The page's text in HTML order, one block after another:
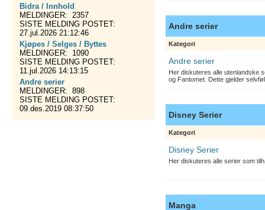
Bidra / Innhold
MELDINGER: 2357
SISTE MELDING POSTET:
27.jul.2026 21:12:46
Kjøpes / Selges / Byttes
MELDINGER: 1090
SISTE MELDING POSTET:
11.jul.2026 14:13:15
Andre serier
MELDINGER: 898
SISTE MELDING POSTET:
09.des.2019 08:37:50
Andre serier
Kategori
Andre serier
Her diskuteres alle utenlandske
og Fantomet. Dette gjelder
Disney Serier
Kategori
Disney Serier
Her diskuteres alle serier som
Manga